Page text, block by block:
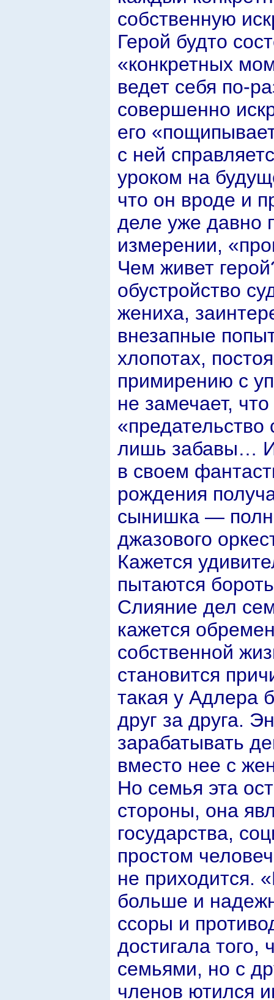
собственную
Герой будто
«конкретных
ведет себя по-
совершенно
его
с ней
уроком на
что он вроде и
деле уже давно
измерении,
Чем живет
обустройство
жениха,
внезапные
хлопотах,
примирению с
не замечает,
«предательство
лишь забавы… И
в своем
рождения
сынишка —
джазового
Кажется
пытаются
Слияние дел
кажется
собственной
становится
такая у Адлера
друг за друга.
зарабатывать
вместо нее с
Но семья эта
стороны, она
государства,
простом
не приходится.
больше и
ссоры и
достигала
семьями, но с
членов ютился